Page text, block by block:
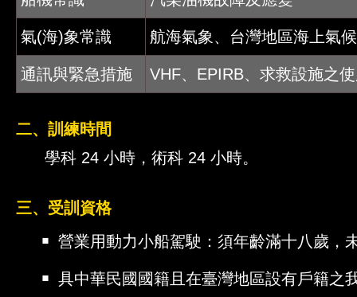
氣(海)象常識 航海氣象、台灣地區海上氣
通訊與緊急措施 VHF、EPIRB、求救設施之
二、訓練時間
學科 24 小時，術科 24 小時。
三、受訓資格
￭ 營業用動力小船駕駛：須年齡滿十八歲，
￭ 具中華民國國籍且在臺灣地區設有戶籍之